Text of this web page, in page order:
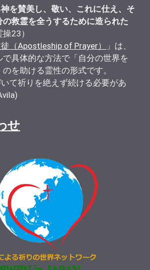
神を賛美し、敬い、これに仕え、そ
救霊を全うするために造られた
操23）
（Apostleship of Prayer）
」は、
具体的な方法で「自分の世界を
を助ける霊性の形式です。
て祈りを絶えず続ける必要があ
せ